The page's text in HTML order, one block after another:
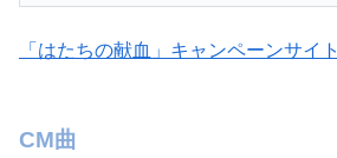
「はたちの献血」キャンペーンサイト
CM曲